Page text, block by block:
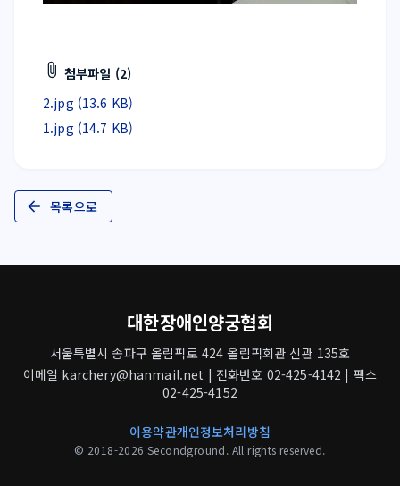
첨부파일 (2)
2.jpg (13.6 KB)
1.jpg (14.7 KB)
목록으로
대한장애인양궁협회
서울특별시 송파구 올림픽로 424 올림픽회관 신관 135호
이메일 karchery@hanmail.net | 전화번호 02-425-4142 | 팩스
02-425-4152
이용약관개인정보처리방침
© 2018-2026 Secondground. All rights reserved.